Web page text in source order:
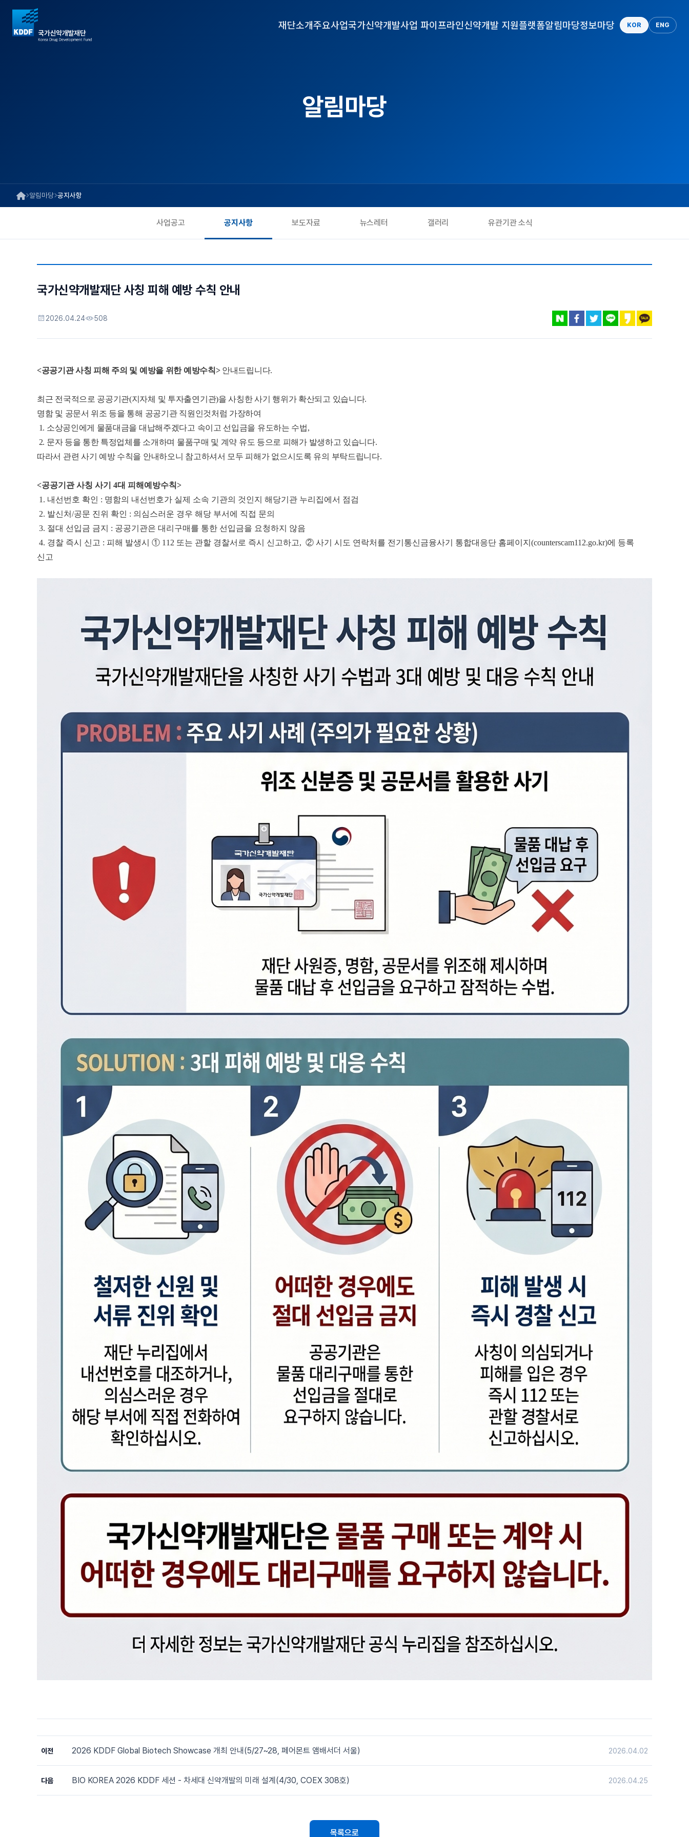
재단소개주요사업국가신약개발사업 파이프라인신약개발 지원플랫폼알림마당정보마당 KOR ENG
알림마당
알림마당 공지사항
사업공고 공지사항 보도자료 뉴스레터 갤러리 유관기관 소식
국가신약개발재단 사칭 피해 예방 수칙 안내
2026.04.24 508
<공공기관 사칭 피해 주의 및 예방을 위한 예방수칙>안내드립니다.
최근 전국적으로 공공기관(지자체 및 투자출연기관)을 사칭한 사기 행위가 확산되고 있습니다.
명함 및 공문서 위조 등을 통해 공공기관 직원인것처럼 가장하여
1. 소상공인에게 물품대금을 대납해주겠다고 속이고 선입금을 유도하는 수법,
2. 문자 등을 통한 특정업체를 소개하며 물품구매 및 계약 유도 등으로 피해가 발생하고 있습니다.
따라서 관련 사기 예방 수칙을 안내하오니 참고하셔서 모두 피해가 없으시도록 유의 부탁드립니다.
<공공기관 사칭 사기 4대 피해예방수칙>
1. 내선번호 확인 : 명함의 내선번호가 실제 소속 기관의 것인지 해당기관 누리집에서 점검
2. 발신처/공문 진위 확인 : 의심스러운 경우 해당 부서에 직접 문의
3. 절대 선입금 금지 : 공공기관은 대리구매를 통한 선입금을 요청하지 않음
4. 경찰 즉시 신고 : 피해 발생시 ① 112 또는 관할 경찰서로 즉시 신고하고, ② 사기 시도 연락처를 전기통신금융사기 통합대응단 홈페이지(counterscam112.go.kr)에 등록
신고
이전 2026 KDDF Global Biotech Showcase 개최 안내(5/27~28, 페어몬트 앰배서더 서울) 2026.04.02
다음 BIO KOREA 2026 KDDF 세션 - 차세대 신약개발의 미래 설계(4/30, COEX 308호) 2026.04.25
목록으로